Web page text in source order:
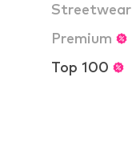
Streetwear
Premium
Top 100